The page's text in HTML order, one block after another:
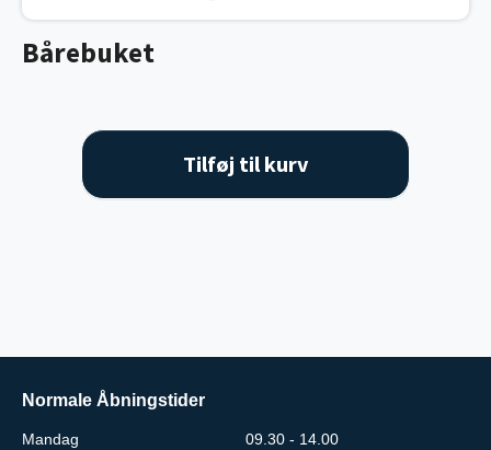
Bårebuket
Tilføj til kurv
Normale Åbningstider
Mandag
09.30 - 14.00